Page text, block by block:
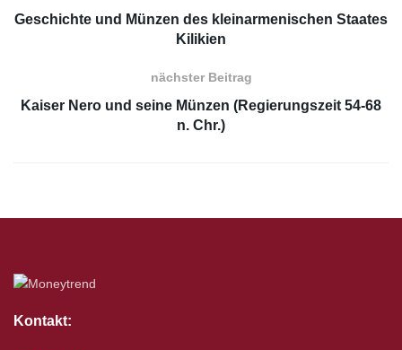
Geschichte und Münzen des kleinarmenischen Staates
Kilikien
nächster Beitrag
Kaiser Nero und seine Münzen (Regierungszeit 54-68
n. Chr.)
Kontakt: